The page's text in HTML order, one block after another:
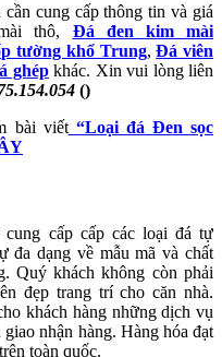
cung cấp thông tin và giá
thô,
Đá đen kim mài
tường khổ Trung,Đá viên
ghépkhác. Xin vui lòng liên
()
bài viết“Loại đá Đen sọc
cung cấp cấp các loại đá tự
đa dạng về mẫu mã và chất
Quý khách không còn phải
đẹp trang trí cho căn nhà.
khách hàng những dịch vụ
nhận hàng. Hàng hóa đạt
toàn quốc.